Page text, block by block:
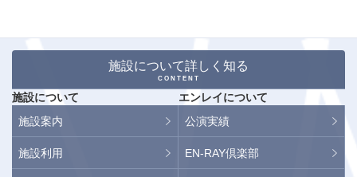
施設について詳しく知る
CONTENT
施設について
施設案内
施設利用
エンレイについて
公演実績
EN-RAY倶楽部